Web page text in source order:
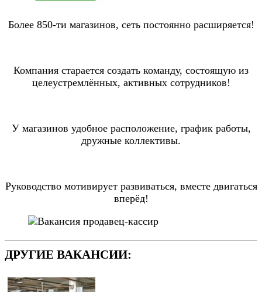
Более 850-ти магазинов, сеть постоянно расширяется!
Компания старается создать команду, состоящую из
целеустремлённых, активных сотрудников!
У магазинов удобное расположение, график работы,
дружные коллективы.
Руководство мотивирует развиваться, вместе двигаться
вперёд!
ДРУГИЕ ВАКАНСИИ: